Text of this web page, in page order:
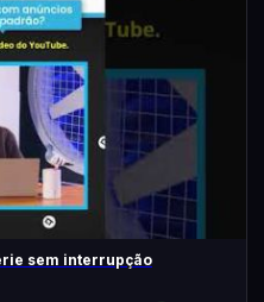
sem interrupção